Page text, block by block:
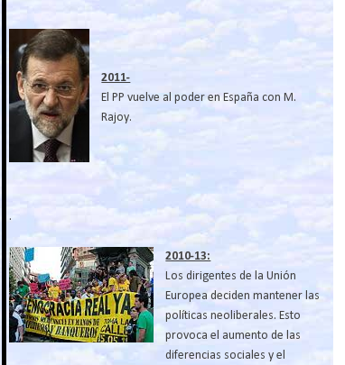
2011-
El PP vuelve al poder en España con M.
Rajoy.
.
2010-13:
Los dirigentes de la Unión
Europea deciden mantener las
políticas neoliberales. Esto
provoca el aumento de las
diferencias sociales y el